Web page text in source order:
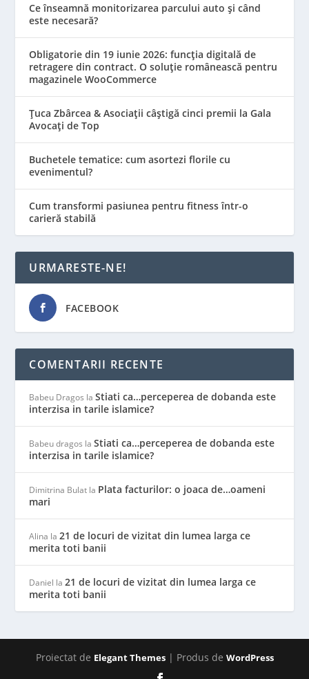
Ce înseamnă monitorizarea parcului auto și când
este necesară?
Obligatorie din 19 iunie 2026: funcția digitală de
retragere din contract. O soluție românească pentru
magazinele WooCommerce
Țuca Zbârcea & Asociații câștigă cinci premii la Gala
Avocați de Top
Buchetele tematice: cum asortezi florile cu
evenimentul?
Cum transformi pasiunea pentru fitness într-o
carieră stabilă
URMARESTE-NE!
FACEBOOK
COMENTARII RECENTE
Babeu Dragos laStiati ca…perceperea de dobanda este
interzisa in tarile islamice?
Babeu dragos laStiati ca…perceperea de dobanda este
interzisa in tarile islamice?
Dimitrina Bulat la Plata facturilor: o joaca de…oameni
mari
Alina la21 de locuri de vizitat din lumea larga ce
merita toti banii
Daniel la21 de locuri de vizitat din lumea larga ce
merita toti banii
Proiectat de Elegant Themes| Produs de WordPress